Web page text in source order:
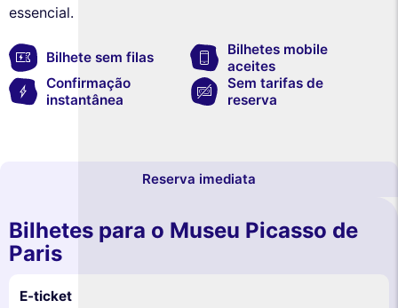
essencial.
Bilhete sem filas
Bilhetes mobile
aceites
Confirmação
instantânea
Sem tarifas de
reserva
Reserva imediata
Bilhetes para o Museu Picasso de
Paris
E-ticket